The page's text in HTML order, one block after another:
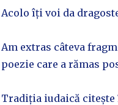
Acolo îți voi da
Am extras câteva
poezie care a rămas
Tradiția iudaică citește